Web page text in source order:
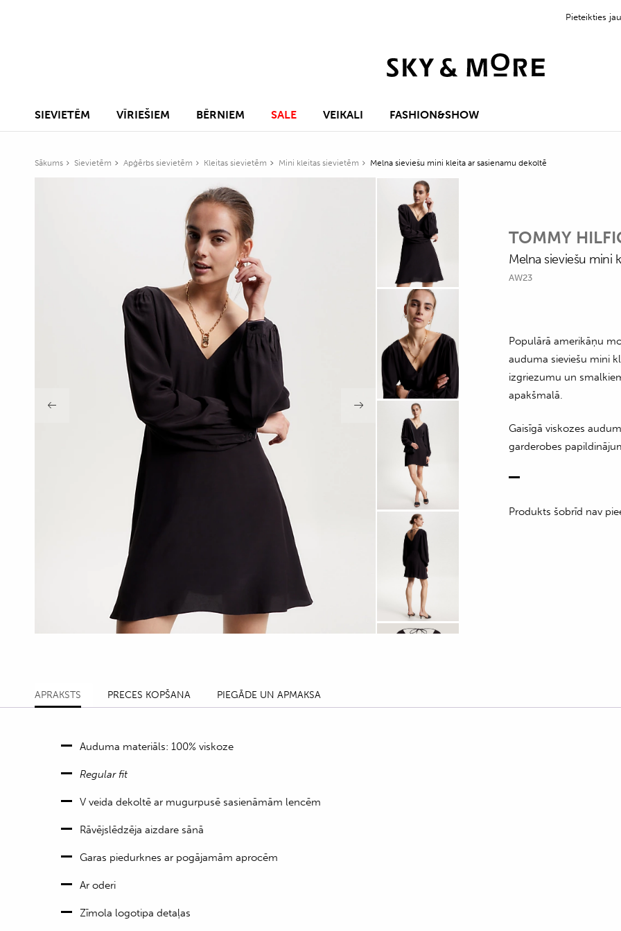
Pieteikties
SIEVIETĒM VĪRIEŠIEM BĒRNIEM SALE VEIKALI FASHION&SHOW
Sākums Sievietēm Apģērbs sievietēm Kleitas sievietēm Mini kleitas sievietēm Melna sieviešu mini kleita ar sasienamu dekoltē
TOMMY
Melna sieviešu mini
AW23
Populārā amerikāņu
auduma sieviešu mini
izgriezumu un
apakšmalā.
Gaisīgā viskozes
garderobes
Produkts šobrīd nav
APRAKSTS PRECES KOPŠANA PIEGĀDE UN APMAKSA
Auduma materiāls: 100% viskoze
Regular fit
V veida dekoltē ar mugurpusē sasienāmām lencēm
Rāvējslēdzēja aizdare sānā
Garas piedurknes ar pogājamām aprocēm
Ar oderi
Zīmola logotipa detaļas